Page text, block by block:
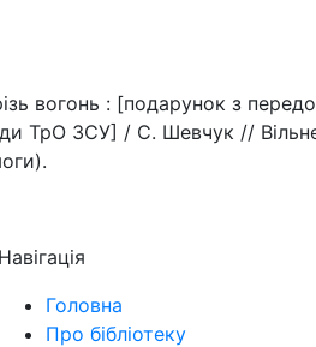
вогонь : [подарунок з
ТрО ЗСУ] / С. Шевчук //
Навігація
Головна
Про бібліотеку